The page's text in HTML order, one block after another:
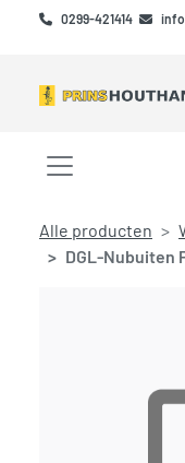
0299-421414
Menu openen/
Alle producten
DGL-Nubuiten